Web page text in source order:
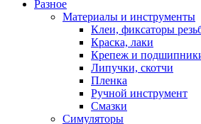
Разное
Материалы и инструменты
Клеи, фиксаторы
Краска, лаки
Крепеж и
Липучки, скотчи
Пленка
Ручной инструмент
Смазки
Симуляторы